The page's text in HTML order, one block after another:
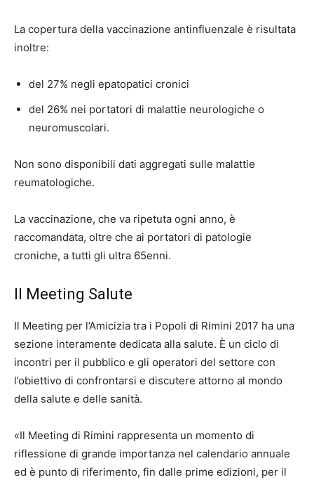
La copertura della vaccinazione antinfluenzale è risultata
inoltre:
del 27% negli epatopatici cronici
del 26% nei portatori di malattie neurologiche o
neuromuscolari.
Non sono disponibili dati aggregati sulle malattie
reumatologiche.
La vaccinazione, che va ripetuta ogni anno, è
raccomandata, oltre che ai portatori di patologie
croniche, a tutti gli ultra 65enni.
Il Meeting Salute
Il Meeting per l’Amicizia tra i Popoli di Rimini 2017 ha una
sezione interamente dedicata alla salute. È un ciclo di
incontri per il pubblico e gli operatori del settore con
l’obiettivo di confrontarsi e discutere attorno al mondo
della salute e delle sanità.
«Il Meeting di Rimini rappresenta un momento di
riflessione di grande importanza nel calendario annuale
ed è punto di riferimento, fin dalle prime edizioni, per il